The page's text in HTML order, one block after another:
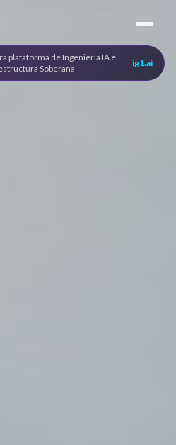
plataforma de Ingeniería IA e
Soberana
ig1.ai